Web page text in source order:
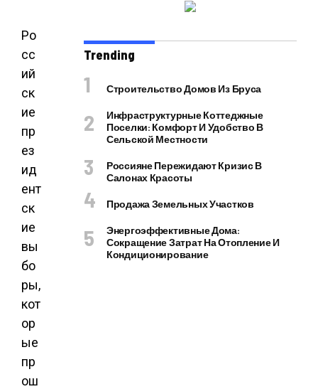
Ро
сс
ий
ск
ие
пр
ез
ид
ент
ск
ие
вы
бо
ры,
кот
ор
ые
пр
ош
Trending
Строительство Домов Из Бруса
Инфраструктурные Коттеджные
Поселки: Комфорт И Удобство В
Сельской Местности
Россияне Пережидают Кризис В
Салонах Красоты
Продажа Земельных Участков
Энергоэффективные Дома:
Сокращение Затрат На Отопление И
Кондиционирование